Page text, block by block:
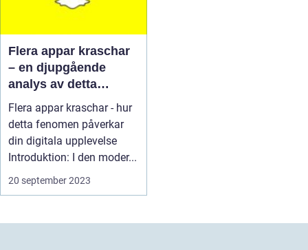
Flera appar kraschar
– en djupgående
analys av detta
vanliga problem
Flera appar kraschar - hur
detta fenomen påverkar
din digitala upplevelse
Introduktion: I den moder...
20 september 2023